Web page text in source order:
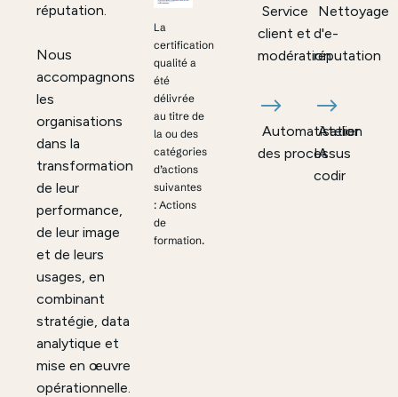
réputation.
Nous
accompagnons
les
organisations
dans la
transformation
de leur
performance,
de leur image
et de leurs
usages, en
combinant
stratégie, data
analytique et
mise en œuvre
opérationnelle.
La
certification
qualité a
été
délivrée
au titre de
la ou des
catégories
d’actions
suivantes
: Actions
de
formation.
Service
client et
modération
Automatisation
des processus
Nettoyage
d'e-
réputation
Atelier
IA
codir